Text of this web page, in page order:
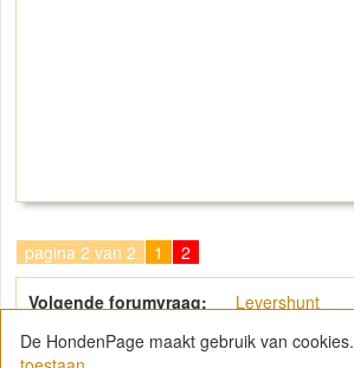
pagina 2 van 2 1 2
Volgende forumvraag:
Levershunt
De HondenPage maakt gebruik van cookies.